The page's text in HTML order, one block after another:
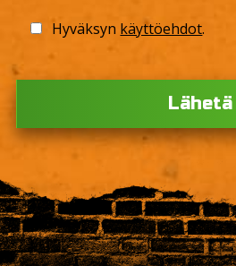
Hyväksyn käyttöehdot.